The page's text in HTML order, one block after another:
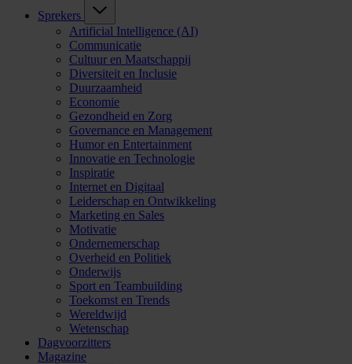
Sprekers
Artificial Intelligence (AI)
Communicatie
Cultuur en Maatschappij
Diversiteit en Inclusie
Duurzaamheid
Economie
Gezondheid en Zorg
Governance en Management
Humor en Entertainment
Innovatie en Technologie
Inspiratie
Internet en Digitaal
Leiderschap en Ontwikkeling
Marketing en Sales
Motivatie
Ondernemerschap
Overheid en Politiek
Onderwijs
Sport en Teambuilding
Toekomst en Trends
Wereldwijd
Wetenschap
Dagvoorzitters
Magazine